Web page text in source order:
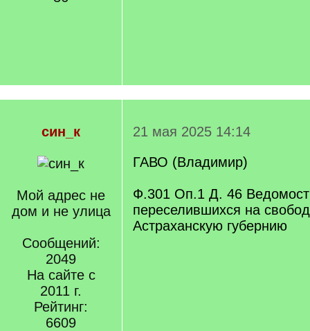
син_к
Мой адрес не
дом и не улица
Сообщений:
2049
На сайте с
2011 г.
Рейтинг:
6609
21 мая 2025 14:14
ГАВО (Владимир)
Ф.301 Оп.1 Д. 46
переселившихся на
Астраханскую губернию